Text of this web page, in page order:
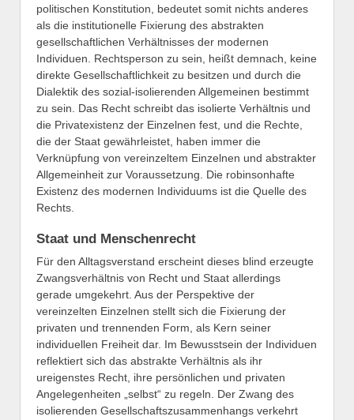
politischen Konstitution, bedeutet somit nichts anderes
als die institutionelle Fixierung des abstrakten
gesellschaftlichen Verhältnisses der modernen
Individuen. Rechtsperson zu sein, heißt demnach, keine
direkte Gesellschaftlichkeit zu besitzen und durch die
Dialektik des sozial-isolierenden Allgemeinen bestimmt
zu sein. Das Recht schreibt das isolierte Verhältnis und
die Privatexistenz der Einzelnen fest, und die Rechte,
die der Staat gewährleistet, haben immer die
Verknüpfung von vereinzeltem Einzelnen und abstrakter
Allgemeinheit zur Voraussetzung. Die robinsonhafte
Existenz des modernen Individuums ist die Quelle des
Rechts.
Staat und Menschenrecht
Für den Alltagsverstand erscheint dieses blind erzeugte
Zwangsverhältnis von Recht und Staat allerdings
gerade umgekehrt. Aus der Perspektive der
vereinzelten Einzelnen stellt sich die Fixierung der
privaten und trennenden Form, als Kern seiner
individuellen Freiheit dar. Im Bewusstsein der Individuen
reflektiert sich das abstrakte Verhältnis als ihr
ureigenstes Recht, ihre persönlichen und privaten
Angelegenheiten „selbst“ zu regeln. Der Zwang des
isolierenden Gesellschaftszusammenhangs verkehrt